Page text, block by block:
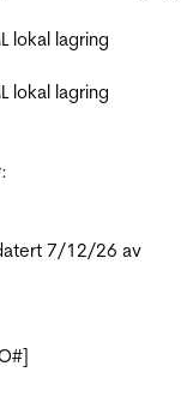
lokal lagring
lokal lagring
7/12/26 av